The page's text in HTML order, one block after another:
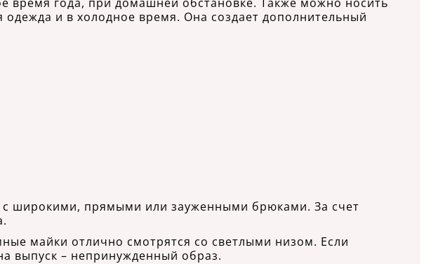
и в холодное время. Она создает дополнительный
широкими, прямыми или зауженными брюками. За счет
майки отлично смотрятся со светлыми низом. Если
выпуск – непринужденный образ.